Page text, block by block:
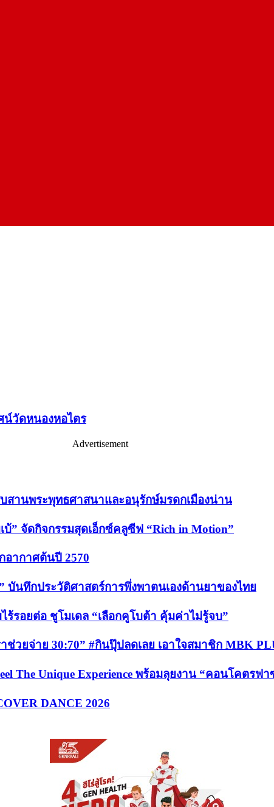
วัดหนองหอไตร
Advertisement
านพระพุทธศาสนาและอนุรักษ์มรดกเมืองน่าน
บ้” จัดกิจกรรมสุดเอ็กซ์คลูซีฟ “Rich in Motion”
กอากาศต้นปี 2570
บันทึกประวัติศาสตร์การพึ่งพาตนเองด้านยาของไทย
รอยต่อ ชูโมเดล “เลือกคูโบต้า คุ้มค่าไม่รู้จบ”
วยจ่าย 30:70” #กินปุ๊ปลดเลย เอาใจสมาชิก MBK
The Unique Experience พร้อมลุยงาน “คอนโคตรฟา
DANCE 2026